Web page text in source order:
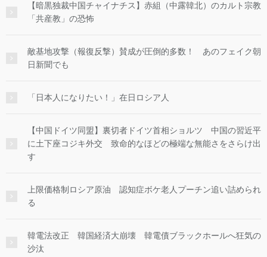
【暗黒独裁中国チャイナチス】赤組（中露韓北）のカルト宗教
「共産教」の恐怖
敵基地攻撃（報復反撃）賛成が圧倒的多数！ あのフェイク朝
日新聞でも
「日本人になりたい！」在日ロシア人
【中国ドイツ同盟】裏切者ドイツ首相ショルツ 中国の習近平
に土下座コジキ外交 致命的なほどの極端な無能さをさらけ出
す
上限価格制ロシア原油 認知症ボケ老人プーチン追い詰められ
る
韓電法改正 韓国経済大崩壊 韓電債ブラックホールへ狂気の
沙汰